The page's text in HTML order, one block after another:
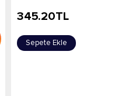
345.20TL
Sepete Ekle